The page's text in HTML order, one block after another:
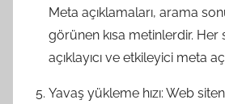
Meta açıklamaları, arama
görünen kısa metinlerdir. Her
açıklayıcı ve etkileyici meta
Yavaş yükleme hızı: Web